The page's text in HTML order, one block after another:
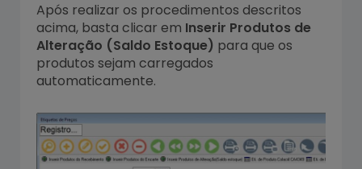
Após realizar os procedimentos descritos
acima, basta clicar em Inserir Produtos de
Alteração (Saldo Estoque) para que os
produtos sejam carregados
automaticamente.